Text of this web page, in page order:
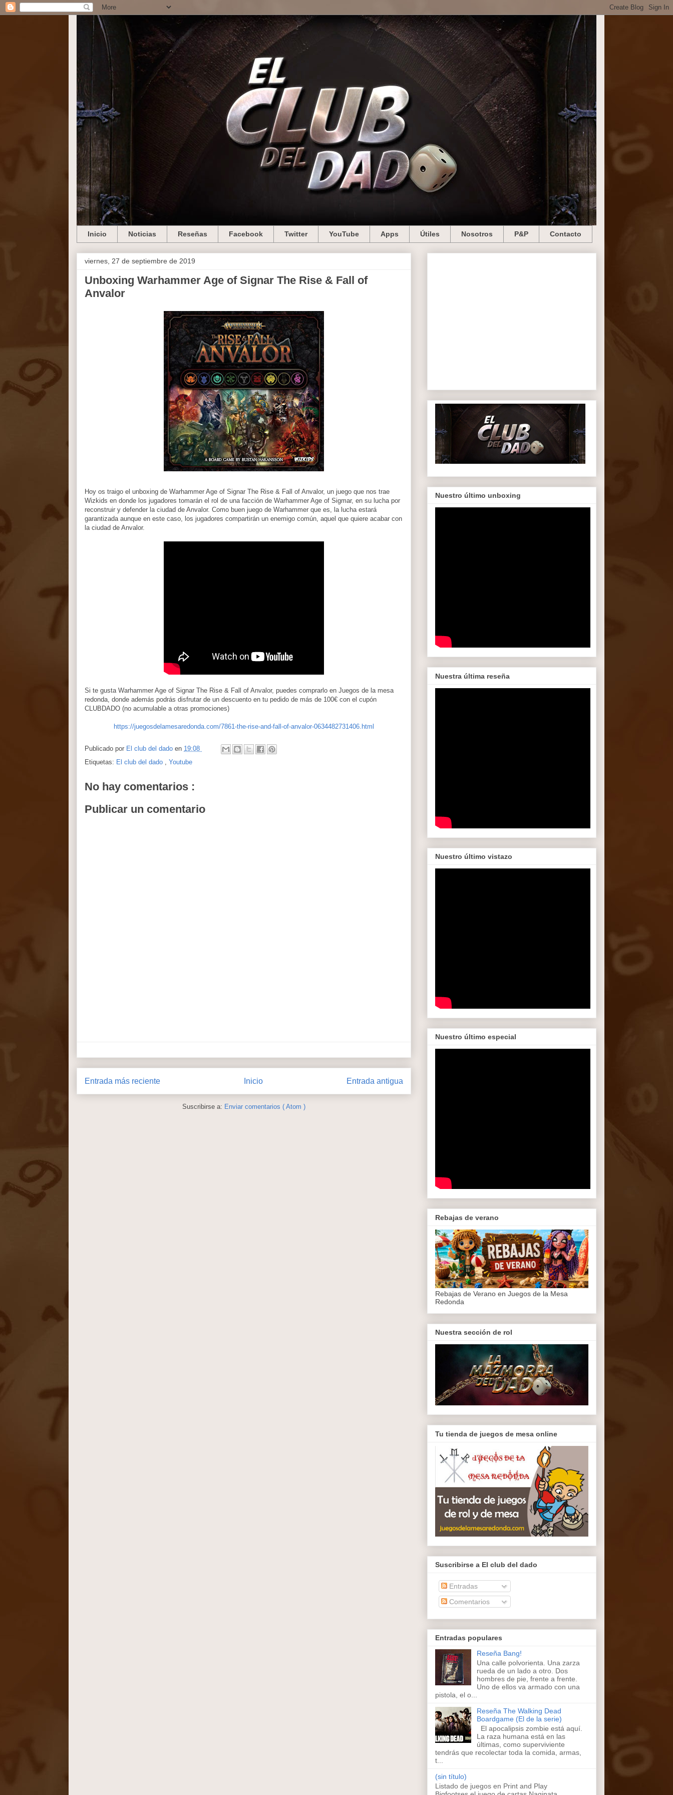
Inicio Noticias Reseñas Facebook Twitter YouTube Apps Útiles Nosotros P&P Contacto
viernes, 27 de septiembre de 2019
Unboxing Warhammer Age of Signar The Rise & Fall of
Anvalor
Hoy os traigo el unboxing de Warhammer Age of Signar The Rise & Fall of Anvalor, un juego que nos trae
Wizkids en donde los jugadores tomarán el rol de una facción de Warhammer Age of Sigmar, en su lucha por
reconstruir y defender la ciudad de Anvalor. Como buen juego de Warhammer que es, la lucha estará
garantizada aunque en este caso, los jugadores compartirán un enemigo común, aquel que quiere acabar con
la ciudad de Anvalor.
Si te gusta Warhammer Age of Signar The Rise & Fall of Anvalor, puedes comprarlo en Juegos de la mesa
redonda, donde además podrás disfrutar de un descuento en tu pedido de más de 100€ con el cupón
CLUBDADO (no acumulable a otras promociones)
https://juegosdelamesaredonda.com/7861-the-rise-and-fall-of-anvalor-0634482731406.html
Publicado por El club del dado en 19:08
Etiquetas: El club del dado Youtube
No hay comentarios :
Publicar un comentario
Entrada más reciente Entrada antigua
Inicio
Suscribirse a: Enviar comentarios ( Atom )
Nuestro último unboxing
Nuestra última reseña
Nuestro último vistazo
Nuestro último especial
Rebajas de verano
Rebajas de Verano en Juegos de la Mesa
Redonda
Nuestra sección de rol
Tu tienda de juegos de mesa online
Suscribirse a El club del dado
Entradas
Comentarios
Entradas populares
Reseña Bang!
Una calle polvorienta. Una zarza
rueda de un lado a otro. Dos
hombres de pie, frente a frente.
Uno de ellos va armado con una
pistola, el o...
Reseña The Walking Dead
Boardgame (El de la serie)
El apocalipsis zombie está aquí.
La raza humana está en las
últimas, como superviviente
tendrás que recolectar toda la comida, armas,
t...
(sin título)
Listado de juegos en Print and Play